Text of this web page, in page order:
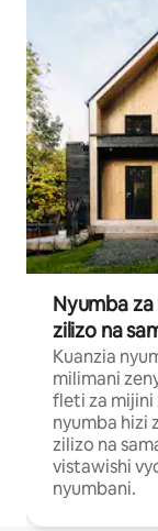
Nyumba
zilizo na
Kuanzia
milimani
fleti za mijini
nyumba hizi
zilizo na
vistawishi
nyumbani.